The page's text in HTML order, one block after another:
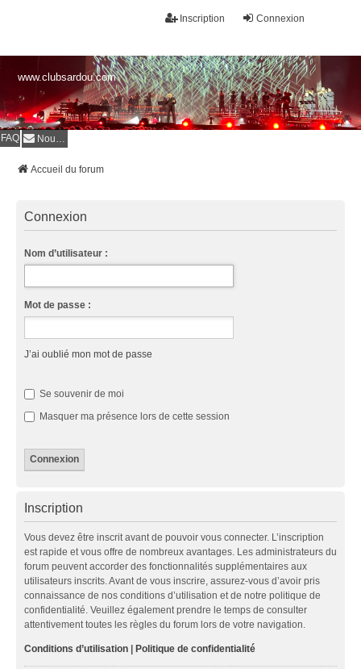
Connexion
Inscription
www.clubsardou.com
FAQ Nous contacter
Accueil du forum
Connexion
Nom d’utilisateur :
Mot de passe :
J’ai oublié mon mot de passe
Se souvenir de moi
Masquer ma présence lors de cette session
Inscription
Vous devez être inscrit avant de pouvoir vous connecter. L’inscription
est rapide et vous offre de nombreux avantages. Les administrateurs du
forum peuvent accorder des fonctionnalités supplémentaires aux
utilisateurs inscrits. Avant de vous inscrire, assurez-vous d’avoir pris
connaissance de nos conditions d’utilisation et de notre politique de
confidentialité. Veuillez également prendre le temps de consulter
attentivement toutes les règles du forum lors de votre navigation.
Conditions d’utilisation | Politique de confidentialité